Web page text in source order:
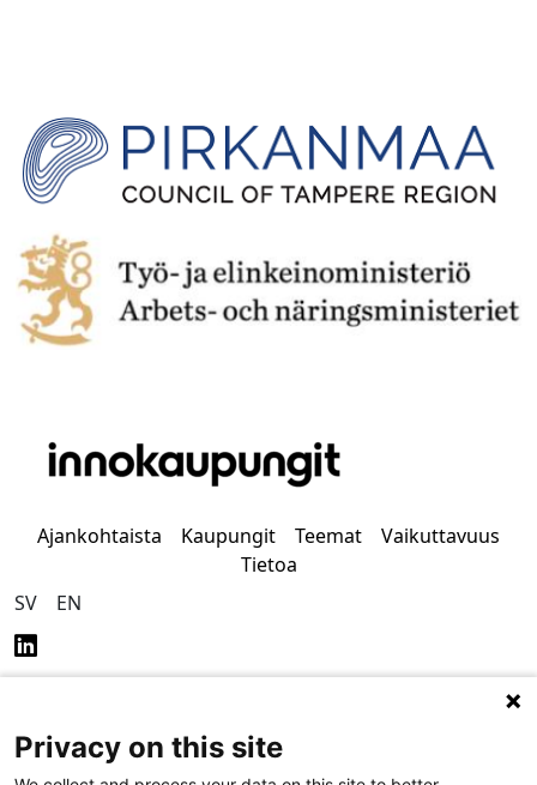
Ajankohtaista Kaupungit Teemat
Vaikuttavuus
Tietoa
SV
EN
Privacy on this site